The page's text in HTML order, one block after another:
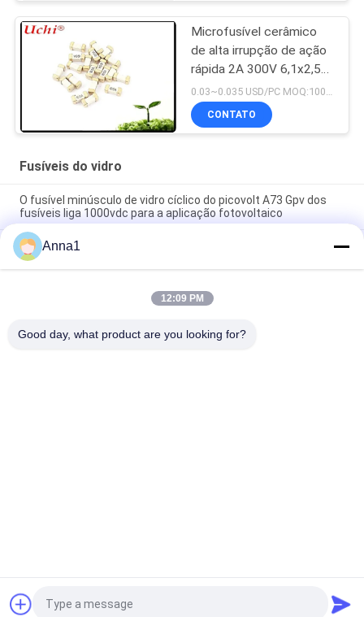
Microfusível cerâmico
de alta irrupção de ação
rápida 2A 300V 6,1x2,5
mm SSF1200
CONTATO
Fusíveis do vidro
O fusível minúsculo de vidro cíclico do picovolt A73 Gpv dos
fusíveis liga 1000vdc para a aplicação fotovoltaico
476 séries SMD1140 retardam o fusível de superfície 1A
250VAC 400VDC de Pico da montagem do sopro para a
iluminação do diodo emissor de luz
Alta tensão 5,500 fusível cerâmico do intervalo do fusível
Pedir um orçamento
Anna1
12:09 PM
Good day, what product are you looking for?